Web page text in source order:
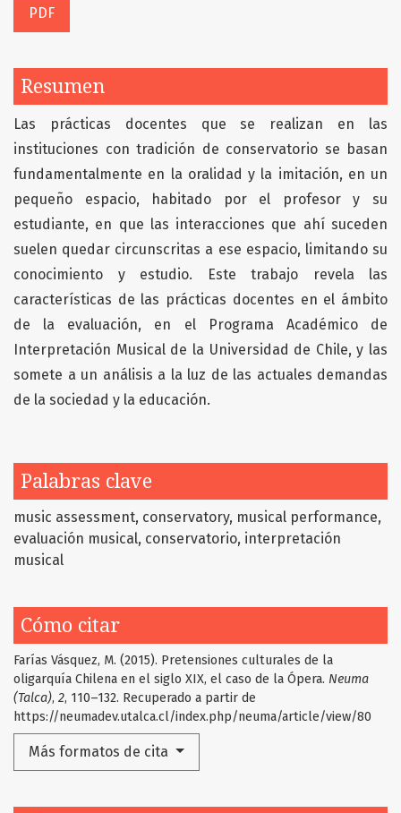
PDF
Palabras clave
music assessment conservatory musical performance
evaluación musical conservatorio interpretación
musical
Cómo citar
Farías Vásquez, M. (2015). Pretensiones culturales de la
oligarquía Chilena en el siglo XIX, el caso de la Ópera. Neuma
(Talca), 2, 110–132. Recuperado a partir de
https://neumadev.utalca.cl/index.php/neuma/article/view/80
Más formatos de cita
Resumen
Las prácticas docentes que se realizan en las
instituciones con tradición de conservatorio se basan
fundamentalmente en la oralidad y la imitación, en un
pequeño espacio, habitado por el profesor y su
estudiante, en que las interacciones que ahí suceden
suelen quedar circunscritas a ese espacio, limitando su
conocimiento y estudio. Este trabajo revela las
características de las prácticas docentes en el ámbito
de la evaluación, en el Programa Académico de
Interpretación Musical de la Universidad de Chile, y las
somete a un análisis a la luz de las actuales demandas
de la sociedad y la educación.